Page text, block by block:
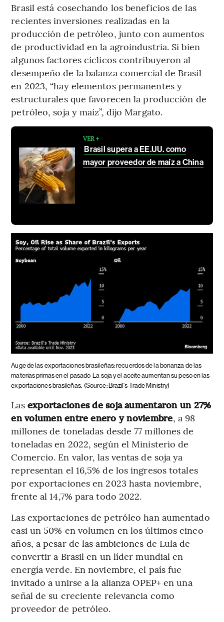
Brasil está cosechando los beneficios de las
recientes inversiones realizadas en la
producción de petróleo, junto con aumentos
de productividad en la agroindustria. Si bien
algunos factores cíclicos contribuyeron al
desempeño de la balanza comercial de Brasil
en 2023, “hay elementos permanentes y
estructurales que favorecen la producción de
petróleo, soja y maíz”, dijo Margato.
VER +
Brasil supera a EE.UU. como
mayor proveedor de maíz a China
Auge de las exportaciones brasileñas: recuerdos de la bonanza de las
materias primas en el pasado
La soja y el aceite aumentan su peso en las
exportaciones brasileñas. (Source: Brazil's Trade Ministry)
Lasexportaciones de soja aumentaron un 27%
en volumen entre enero y noviembre, a 98
millones de toneladas desde 77 millones de
toneladas en 2022, según el Ministerio de
Comercio. En valor, las ventas de soja ya
representan el 16,5% de los ingresos totales
por exportaciones en 2023 hasta noviembre,
frente al 14,7% para todo 2022.
Las exportaciones de petróleo han aumentado
casi un 50% en volumen en los últimos cinco
años, a pesar de las ambiciones de Lula de
convertir a Brasil en un líder mundial en
energía verde. En noviembre, el país fue
invitado a unirse a la alianza OPEP+ en una
señal de su creciente relevancia como
proveedor de petróleo.